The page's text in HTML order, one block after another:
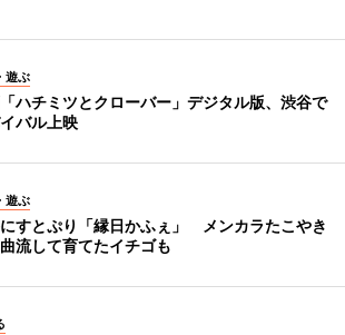
遊ぶ
ハチミツとクローバー」デジタル版、渋谷で
バル上映
遊ぶ
すとぷり「縁日かふぇ」 メンカラたこやき
流して育てたイチゴも